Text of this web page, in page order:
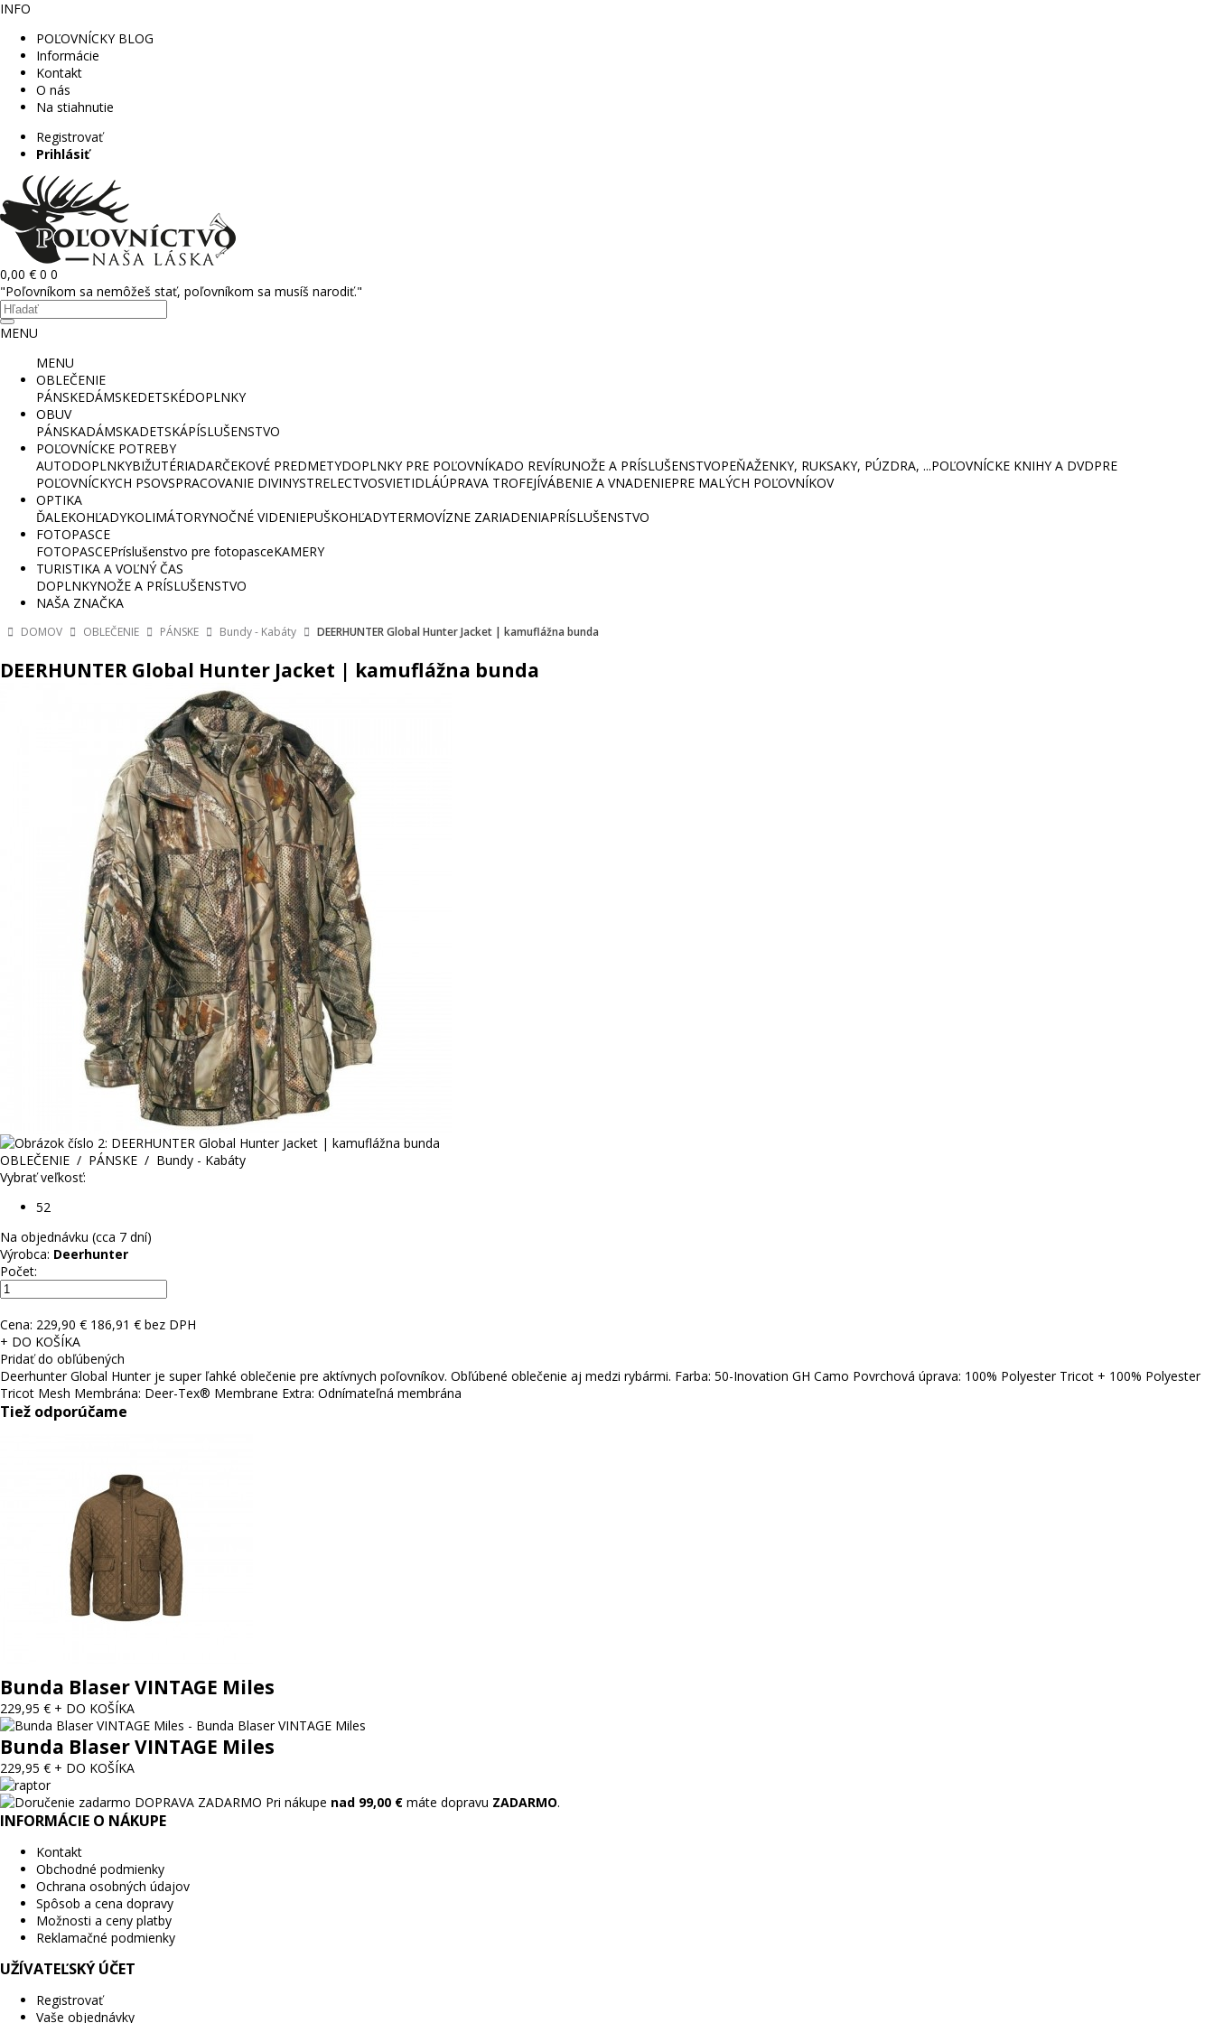
INFO
POĽOVNÍCKY BLOG
Informácie
Kontakt
O nás
Na stiahnutie
Registrovať
Prihlásiť
0,00 € 0 0
"Poľovníkom sa nemôžeš stať, poľovníkom sa musíš narodiť."
MENU
MENU
OBLEČENIE
PÁNSKEDÁMSKEDETSKÉDOPLNKY
OBUV
PÁNSKADÁMSKADETSKÁPÍSLUŠENSTVO
POĽOVNÍCKE POTREBY
AUTODOPLNKYBIŽUTÉRIADARČEKOVÉ PREDMETYDOPLNKY PRE POĽOVNÍKADO REVÍRUNOŽE A PRÍSLUŠENSTVOPEŇAŽENKY, RUKSAKY, PÚZDRA, ...POĽOVNÍCKE KNIHY A DVDPRE
POĽOVNÍCKYCH PSOVSPRACOVANIE DIVINYSTRELECTVOSVIETIDLÁÚPRAVA TROFEJÍVÁBENIE A VNADENIEPRE MALÝCH POĽOVNÍKOV
OPTIKA
ĎALEKOHĽADYKOLIMÁTORYNOČNÉ VIDENIEPUŠKOHĽADYTERMOVÍZNE ZARIADENIAPRÍSLUŠENSTVO
FOTOPASCE
FOTOPASCEPríslušenstvo pre fotopasceKAMERY
TURISTIKA A VOĽNÝ ČAS
DOPLNKYNOŽE A PRÍSLUŠENSTVO
NAŠA ZNAČKA
DOMOV OBLEČENIE PÁNSKE Bundy - Kabáty DEERHUNTER Global Hunter Jacket | kamuflážna bunda
DEERHUNTER Global Hunter Jacket | kamuflážna bunda
OBLEČENIE / PÁNSKE / Bundy - Kabáty
Vybrať veľkosť:
52
Na objednávku (cca 7 dní)
Výrobca: Deerhunter
Počet:
Cena: 229,90 € 186,91 € bez DPH
+ DO KOŠÍKA
Pridať do obľúbených
Deerhunter Global Hunter je super ľahké oblečenie pre aktívnych poľovníkov. Obľúbené oblečenie aj medzi rybármi. Farba: 50-Inovation GH Camo Povrchová úprava: 100% Polyester Tricot + 100% Polyester
Tricot Mesh Membrána: Deer-Tex® Membrane Extra: Odnímateľná membrána
Tiež odporúčame
Bunda Blaser VINTAGE Miles
229,95 € + DO KOŠÍKA
Bunda Blaser VINTAGE Miles
229,95 € + DO KOŠÍKA
DOPRAVA ZADARMO Pri nákupe nad 99,00 € máte dopravu ZADARMO.
INFORMÁCIE O NÁKUPE
Kontakt
Obchodné podmienky
Ochrana osobných údajov
Spôsob a cena dopravy
Možnosti a ceny platby
Reklamačné podmienky
UŽÍVATEĽSKÝ ÚČET
Registrovať
Vaše objednávky